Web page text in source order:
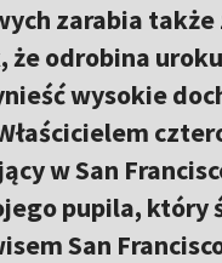
zarabia
odrobina
wysokie
w San
pupila, który
San